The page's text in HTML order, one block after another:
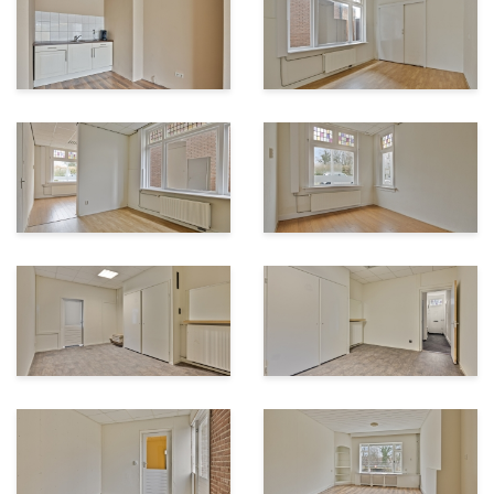
de markt!